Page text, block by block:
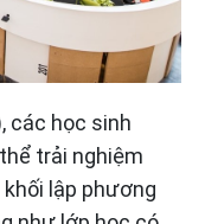
các học sinh
trải nghiệm
lập phương